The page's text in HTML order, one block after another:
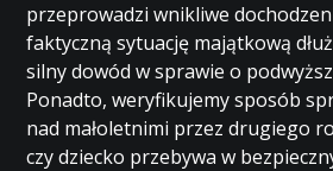
przeprowadzi wnikliwe
faktyczną sytuację majątkową
silny dowód w sprawie o
Ponadto, weryfikujemy sposób
nad małoletnimi przez drugiego
czy dziecko przebywa w